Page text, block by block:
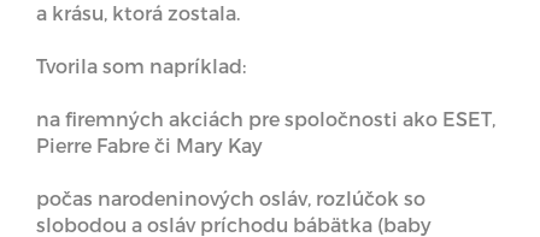
a krásu, ktorá zostala.
Tvorila som napríklad:
na firemných akciách pre spoločnosti ako ESET,
Pierre Fabre či Mary Kay
počas narodeninových osláv, rozlúčok so
slobodou a osláv príchodu bábätka (baby